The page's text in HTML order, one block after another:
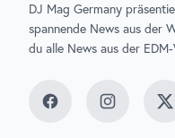
DJ Mag Germany
spannende News aus der
du alle News aus der
FacebookInstagram